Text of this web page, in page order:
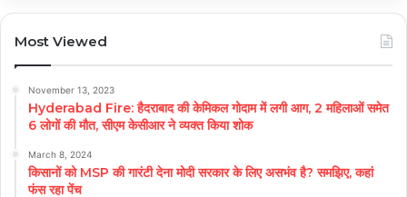
Most Viewed
November 13, 2023
Hyderabad Fire: हैदराबाद की केमिकल गोदाम में लगी आग, 2 महिलाओं समेत
6 लोगों की मौत, सीएम केसीआर ने व्यक्त किया शोक
March 8, 2024
किसानों को MSP की गारंटी देना मोदी सरकार के लिए असभंव है? समझिए, कहां
फंस रहा पेंच